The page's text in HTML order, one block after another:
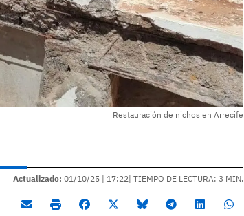
Restauración de nichos en Arrecife
Actualizado: 01/10/25 | 17:22| TIEMPO DE LECTURA: 3 MIN.